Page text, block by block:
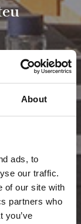
About
ads, to
our traffic.
of our site with
partners who
you’ve